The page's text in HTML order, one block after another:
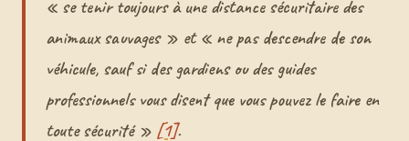
« se tenir toujours à une distance sécuritaire des
animaux sauvages » et « ne pas descendre de son
véhicule, sauf si des gardiens ou des guides
professionnels vous disent que vous pouvez le faire en
toute sécurité » [1].